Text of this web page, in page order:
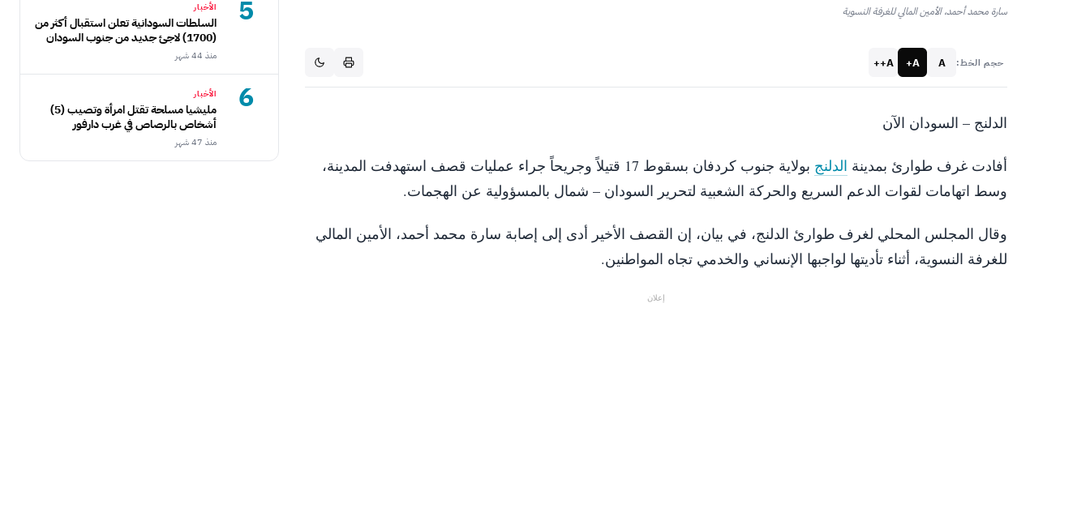
سارة محمد أحمد، الأمين المالي للغرفة النسوية
حجم الخط: A
A+
A++
الدلنج – السودان الآن
أفادت غرف طوارئ بمدينة الدلنج
بولاية جنوب كردفان بسقوط 17 قتيلاً وجريحاً جراء عمليات قصف استهدفت المدينة،
وسط اتهامات لقوات الدعم السريع والحركة الشعبية لتحرير السودان – شمال بالمسؤولية عن الهجمات.
وقال المجلس المحلي لغرف طوارئ الدلنج، في بيان، إن القصف الأخير أدى إلى إصابة سارة محمد أحمد، الأمين المالي
للغرفة النسوية، أثناء تأديتها لواجبها الإنساني والخدمي تجاه المواطنين.
إعلان
5 الأخبار
السلطات السودانية تعلن استقبال أكثر من
(1700) لاجئ جديد من جنوب السودان
منذ 44 شهر
6 الأخبار
مليشيا مسلحة تقتل امرأة وتصيب (5)
أشخاص بالرصاص في غرب دارفور
منذ 47 شهر